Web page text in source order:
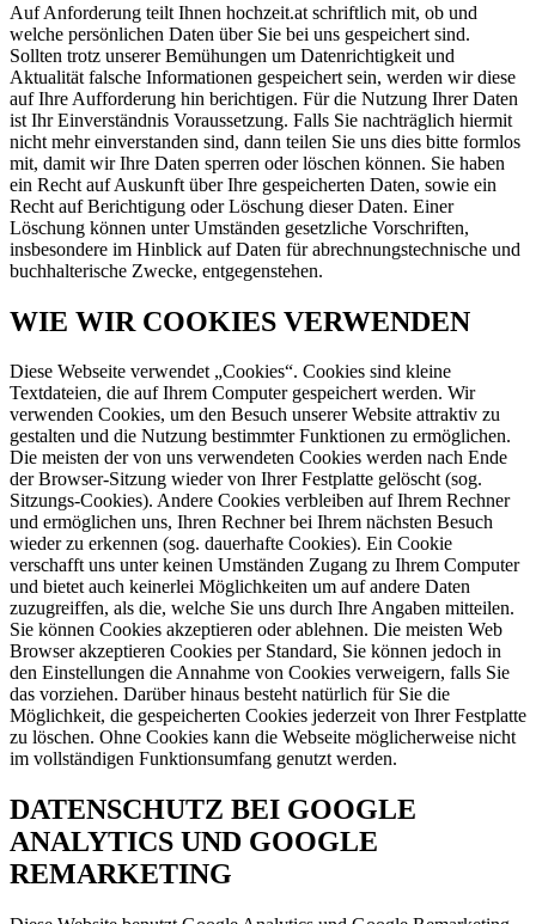
Auf Anforderung teilt Ihnen hochzeit.at schriftlich mit, ob und
welche persönlichen Daten über Sie bei uns gespeichert sind.
Sollten trotz unserer Bemühungen um Datenrichtigkeit und
Aktualität falsche Informationen gespeichert sein, werden wir diese
auf Ihre Aufforderung hin berichtigen. Für die Nutzung Ihrer Daten
ist Ihr Einverständnis Voraussetzung. Falls Sie nachträglich hiermit
nicht mehr einverstanden sind, dann teilen Sie uns dies bitte formlos
mit, damit wir Ihre Daten sperren oder löschen können. Sie haben
ein Recht auf Auskunft über Ihre gespeicherten Daten, sowie ein
Recht auf Berichtigung oder Löschung dieser Daten. Einer
Löschung können unter Umständen gesetzliche Vorschriften,
insbesondere im Hinblick auf Daten für abrechnungstechnische und
buchhalterische Zwecke, entgegenstehen.
WIE WIR COOKIES VERWENDEN
Diese Webseite verwendet „Cookies“. Cookies sind kleine
Textdateien, die auf Ihrem Computer gespeichert werden. Wir
verwenden Cookies, um den Besuch unserer Website attraktiv zu
gestalten und die Nutzung bestimmter Funktionen zu ermöglichen.
Die meisten der von uns verwendeten Cookies werden nach Ende
der Browser-Sitzung wieder von Ihrer Festplatte gelöscht (sog.
Sitzungs-Cookies). Andere Cookies verbleiben auf Ihrem Rechner
und ermöglichen uns, Ihren Rechner bei Ihrem nächsten Besuch
wieder zu erkennen (sog. dauerhafte Cookies). Ein Cookie
verschafft uns unter keinen Umständen Zugang zu Ihrem Computer
und bietet auch keinerlei Möglichkeiten um auf andere Daten
zuzugreiffen, als die, welche Sie uns durch Ihre Angaben mitteilen.
Sie können Cookies akzeptieren oder ablehnen. Die meisten Web
Browser akzeptieren Cookies per Standard, Sie können jedoch in
den Einstellungen die Annahme von Cookies verweigern, falls Sie
das vorziehen. Darüber hinaus besteht natürlich für Sie die
Möglichkeit, die gespeicherten Cookies jederzeit von Ihrer Festplatte
zu löschen. Ohne Cookies kann die Webseite möglicherweise nicht
im vollständigen Funktionsumfang genutzt werden.
DATENSCHUTZ BEI GOOGLE
ANALYTICS UND GOOGLE
REMARKETING